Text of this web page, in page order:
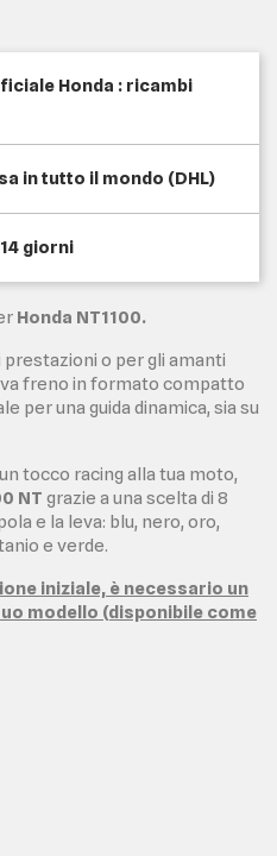
Honda : ricambi
in tutto il mondo (DHL)
giorni
Honda NT1100.
o per gli amanti
freno in formato compatto
per una guida dinamica, sia su
tocco racing alla tua moto,
NT grazie a una scelta di 8
e la leva: blu, nero, oro,
e verde.
iniziale, è necessario un
modello (disponibile come